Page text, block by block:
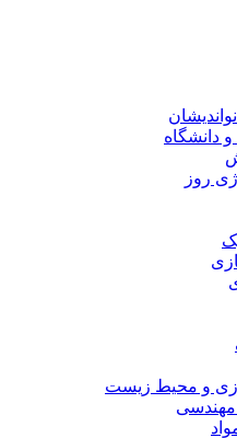
محیط زیست